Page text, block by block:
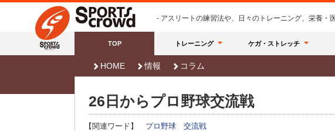
- アスリートの練習法や、日々のトレーニング、栄養・
TOP トレーニング ケガ・ストレッチ
HOME 情報 コラム
26日からプロ野球交流戦
【関連ワード】 プロ野球 交流戦